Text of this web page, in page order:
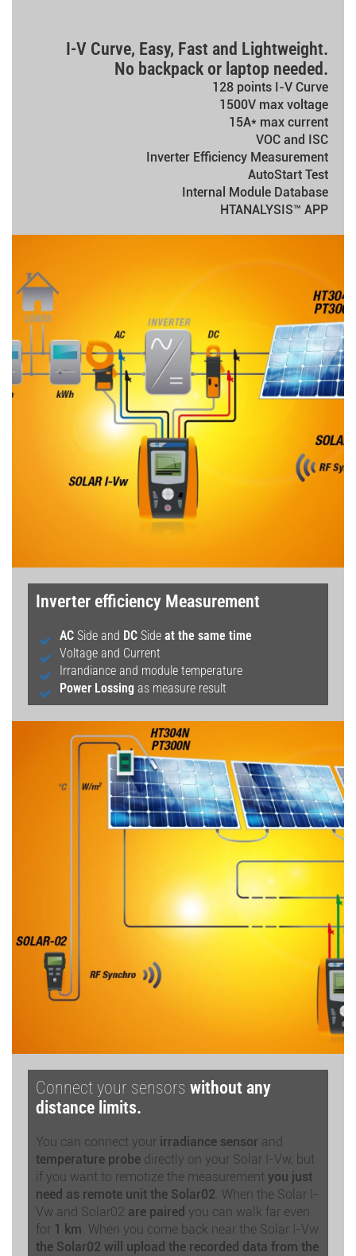
I-V Curve, Easy, Fast and Lightweight.
No backpack or laptop needed.
128 points I-V Curve
1500V max voltage
15A* max current
VOC and ISC
Inverter Efficiency Measurement
AutoStart Test
Internal Module Database
HTANALYSIS™ APP
Inverter efficiency Measurement
AC Side and DC Side at the same time
Voltage and Current
Irrandiance and module temperature
Power Lossing as measure result
Connect your sensors without any
distance limits.
You can connect your irradiance sensor and
temperature probe directly on your Solar I-Vw, but
if you want to remotize the measurement you just
need as remote unit the Solar02 . When the Solar I-
Vw and Solar02 are paired you can walk far even
for 1 km . When you come back near the Solar I-Vw
the Solar02 will upload the recorded data from the